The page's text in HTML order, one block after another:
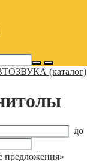
(каталог)
до